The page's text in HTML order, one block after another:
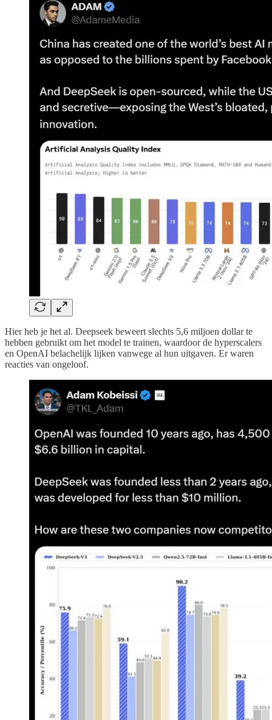
Hier heb je het al. Deepseek beweert slechts 5,6 miljoen dollar te
hebben gebruikt om het model te trainen, waardoor de hyperscalers
en OpenAI belachelijk lijken vanwege al hun uitgaven. Er waren
reacties van ongeloof.